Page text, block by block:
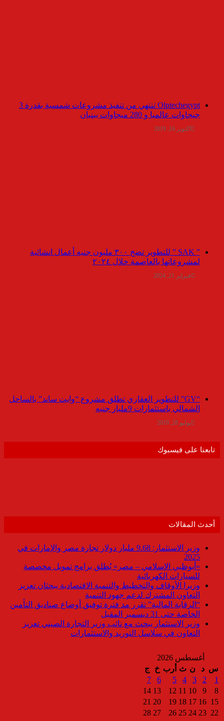
Olptechegypt تنتهي من تنفيذ مشروعات شمسية بقدرة 3
جيجاوات عالميا و 280 ميجاوات ببنبان
أكتوبر 16, 2019
” SAK ” للتطوير تضخ ٣٠٠ مليون جنيه أعمال انشائية
لمشروعاتها بالعاصمة خلال ٢٠٢٤
فبراير 21, 2024
“GV” للتطوير العقاري تطلق مشروع “وايت ساند” بالساحل
الشمالي باستثمارات 9مليار جنيه
يوليو 28, 2019
تابعنا على فيسبوك
أحدث المقالات
وزير الاستثمار: 9.68 مليار دولار تجارة مصر والإمارات في
2025
«أبوظبي الإسلامي – مصر» يُطلق برامج تمويل مخصصة
للسيارات الكهربائية
وزيرا الأوقاف والتخطيط والتنمية الاقتصادية يبحثان تعزيز
التعاون المشترك لدعم جهود التنمية
“الرقابة المالية” تقرر مد فترة توفيق أوضاع صناديق التأمين
الخاصة حتى 31 ديسمبر المقبل
وزير الاستثمار يبحث مع نائب وزير التجارة الصيني تعزيز
التعاون في سلاسل التوريد والاستثمارات
أغسطس 2026
س د ن ث أرب خ
ج
1
2
3
4
5
6
7
8
9
10
11
12
13
14
15
16
17
18
19
20
21
22
23
24
25
26
27
28